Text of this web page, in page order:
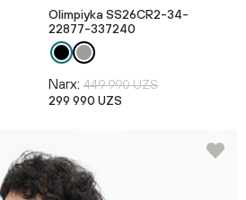
Olimpiyka SS26CR2-34-
22877-337240
Narx: 449 990 UZS
299 990 UZS